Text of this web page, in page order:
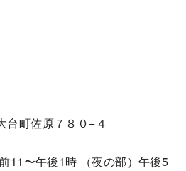
台町佐原７８０−４
11〜午後1時 （夜の部）午後5